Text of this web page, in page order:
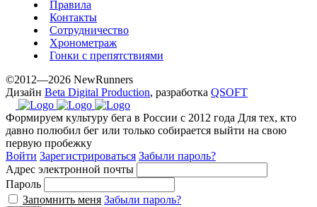
Правила
Контакты
Сотрудничество
Хронометраж
Гонки с препятствиями
©2012—2026 NewRunners
Дизайн Beta Digital Production, разработка QSOFT
Формируем культуру бега в России с 2012 года Для тех, кто
давно полюбил бег или только собирается выйти на свою
первую пробежку
Войти Зарегистрироваться Забыли пароль?
Адрес электронной почты
Пароль
Запомнить меня Забыли пароль?